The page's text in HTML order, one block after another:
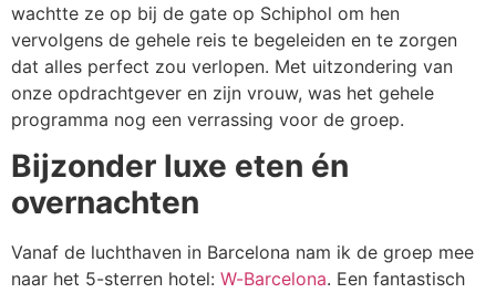
wachtte ze op bij de gate op Schiphol om hen
vervolgens de gehele reis te begeleiden en te zorgen
dat alles perfect zou verlopen. Met uitzondering van
onze opdrachtgever en zijn vrouw, was het gehele
programma nog een verrassing voor de groep.
Bijzonder luxe eten én
overnachten
Vanaf de luchthaven in Barcelona nam ik de groep mee
naar het 5-sterren hotel: W-Barcelona. Een fantastisch